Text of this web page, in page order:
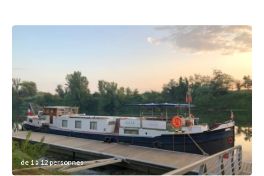
de 1 à 12 personnes